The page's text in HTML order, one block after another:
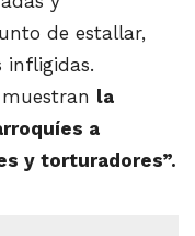
de estallar,
infligidas.
la
a
y torturadores”.